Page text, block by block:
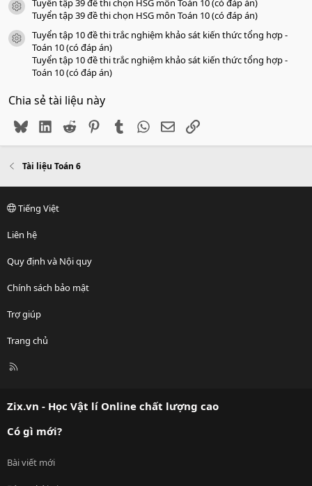
icon tài liệu
Tuyển tập 39 đề thi chọn HSG môn Toán 10 (có đáp án)
Tuyển tập 39 đề thi chọn HSG môn Toán 10 (có đáp án)
icon tài liệu
Tuyển tập 10 đề thi trắc nghiệm khảo sát kiến thức tổng hợp -
Toán 10 (có đáp án)
Tuyển tập 10 đề thi trắc nghiệm khảo sát kiến thức tổng hợp -
Toán 10 (có đáp án)
Chia sẻ tài liệu này
BlueskyLinkedIn
Reddit PinterestTumblr WhatsApp
EmailLink
Tài liệu Toán 6
Tiếng Việt
Liên hệ
Quy định và Nội quy
Chính sách bảo mật
Trợ giúp
Trang chủ
R
Zix.vn - Học Vật lí Online chất lượng cao
Có gì mới?
Bài viết mới